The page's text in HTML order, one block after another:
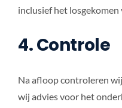
inclusief het losgekomen
4. Controle
Na afloop controleren
wij advies voor het